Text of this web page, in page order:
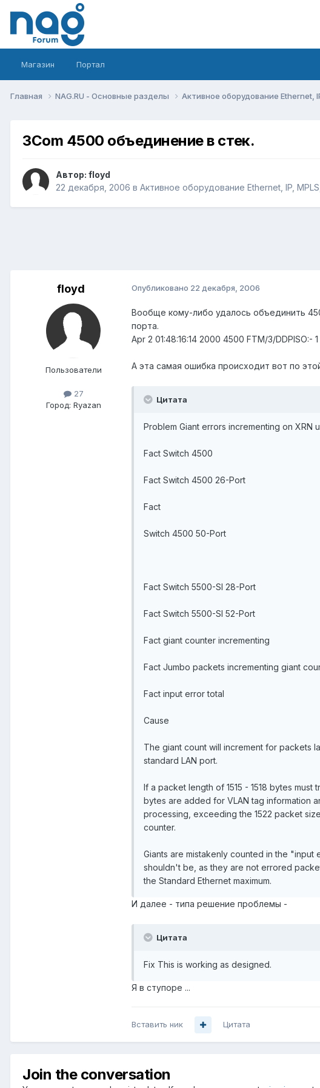
Магазин Портал
Главная NAG.RU - Основные разделы Активное оборудование Ethernet,
3Com 4500 объединение в стек.
Автор: floyd
22 декабря, 2006 в Активное оборудование Ethernet, IP,
floyd
Пользователи
27
Город: Ryazan
Опубликовано 22 декабря, 2006
Вообще кому-либо удалось объединить
порта.
Apr 2 01:48:16:14 2000 4500 FTM/3/
А эта самая ошибка происходит вот по
Цитата
Problem Giant errors incrementing on XRN
Fact Switch 4500
Fact Switch 4500 26-Port
Fact
Switch 4500 50-Port
Fact Switch 5500-SI 28-Port
Fact Switch 5500-SI 52-Port
Fact giant counter incrementing
Fact Jumbo packets incrementing giant
Fact input error total
Cause
The giant count will increment for packets
standard LAN port.
If a packet length of 1515 - 1518 bytes must
bytes are added for VLAN tag information
processing, exceeding the 1522 packet
counter.
Giants are mistakenly counted in the "input
shouldn't be, as they are not errored
the Standard Ethernet maximum.
И далее - типа решение проблемы -
Цитата
Fix This is working as designed.
Я в ступоре ...
Вставить ник Цитата
Join the conversation